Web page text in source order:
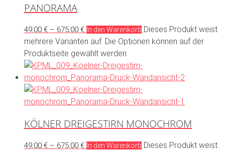
PANORAMA
49,00 € – 675,00 € In den Warenkorb Dieses Produkt weist
mehrere Varianten auf. Die Optionen können auf der
Produktseite gewählt werden
KÖLNER DREIGESTIRN MONOCHROM
49,00 € – 675,00 € In den Warenkorb Dieses Produkt weist